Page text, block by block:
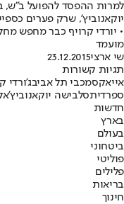
למרות ההפסד להפועל ב"ש,
יוקאנוביץ', שרק פערים
• יורדי קרויף כבר מחפש
מועמד
שי ארצי23.12.2015
תגיות קשורות
אייאקסמכבי תל אביבג'ורדי
ספרדיתסלבישה יוקאנוביץ'
חדשות
בארץ
בעולם
ביטחוני
פוליטי
פלילים
בריאות
חינוך